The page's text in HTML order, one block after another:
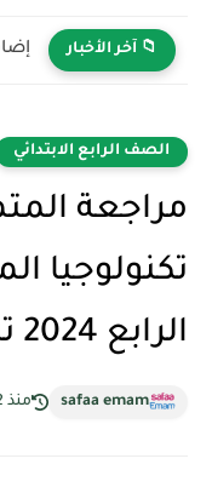
📁 آخر الأخبار
الصف الرابع الابتدائي
مراجعة
تكنولوجيا
الرابع 2024 ترم اول
safaa emam منذ 2 سنة